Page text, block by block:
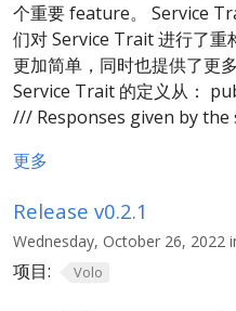
个重要 feature。 Service
们对 Service Trait 进行了
更加简单，同时也提供了更
Service Trait 的定义从：
/// Responses given by the
更多
Release v0.2.1
Wednesday, October 26, 2022
项目: Volo